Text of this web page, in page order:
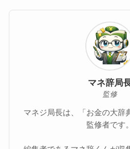
マネ辞局
監修
マネジ局長は、「お金の大辞
監修者です。